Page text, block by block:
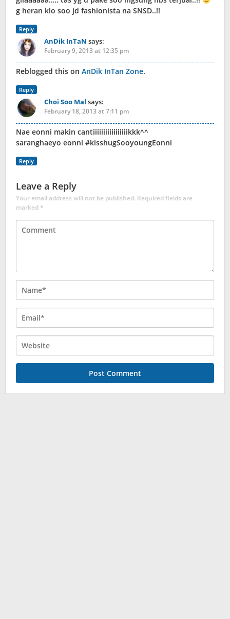
g heran klo soo jd fashionista na SNSD..!!
Reply
AnDik InTaN says:
February 9, 2013 at 12:35 pm
Reblogged this on AnDik InTan Zone.
Reply
Choi Soo Mal says:
February 18, 2013 at 7:11 pm
Nae eonni makin cantiiiiiiiiiiiiiiiiikkk^^
saranghaeyo eonni #kisshugSooyoungEonni
Reply
Leave a Reply
Your email address will not be published. Required fields are
marked*